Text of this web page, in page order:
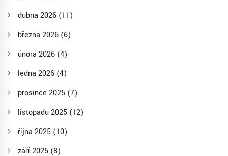
dubna 2026 (11)
března 2026 (6)
února 2026 (4)
ledna 2026 (4)
prosince 2025 (7)
listopadu 2025 (12)
října 2025 (10)
září 2025 (8)